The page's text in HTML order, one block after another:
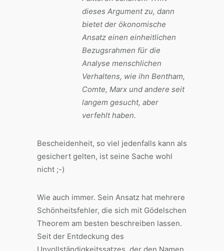
dieses Argument zu, dann
bietet der ökonomische
Ansatz einen einheitlichen
Bezugsrahmen für die
Analyse menschlichen
Verhaltens, wie ihn Bentham,
Comte, Marx und andere seit
langem gesucht, aber
verfehlt haben.
Bescheidenheit, so viel jedenfalls kann als
gesichert gelten, ist seine Sache wohl
nicht ;-)
Wie auch immer. Sein Ansatz hat mehrere
Schönheitsfehler, die sich mit Gödelschen
Theorem am besten beschreiben lassen.
Seit der Entdeckung des